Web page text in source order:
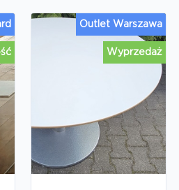
Wyprzedaż
Outlet Warszawa